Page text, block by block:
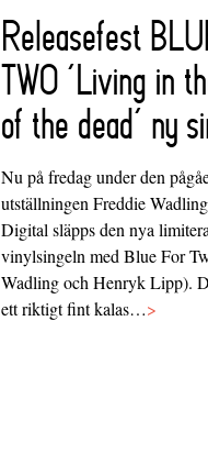
Releasefest
TWO ‘Living in
of the dead’ ny
Nu på fredag under den
utställningen Freddie
Digital släpps den nya
vinylsingeln med Blue For
Wadling och Henryk Lipp).
ett riktigt fint kalas…>